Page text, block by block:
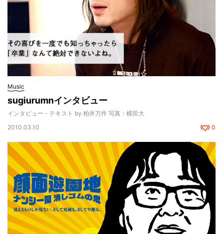
Music
sugiurumnインタビュー
インタビュー・テキスト by 柏井万作 写真：横田大
2010.03.10
0